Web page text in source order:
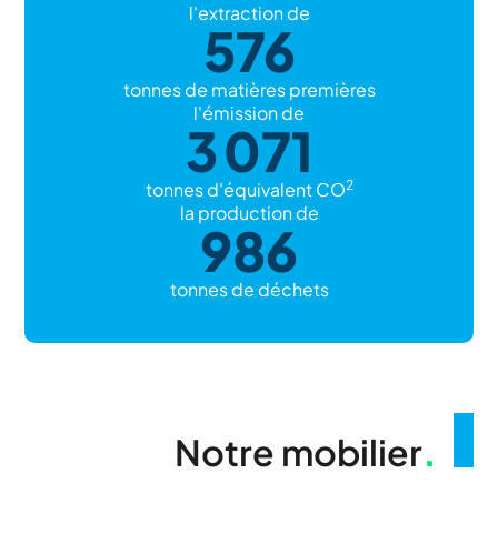
l'extraction de
576
tonnes de matières premières
l'émission de
3 071
tonnes d'équivalent CO2
la production de
986
tonnes de déchets
Notre mobilier.